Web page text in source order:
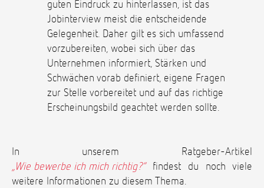
guten Eindruck zu hinterlassen, ist das
Jobinterview meist die entscheidende
Gelegenheit. Daher gilt es sich umfassend
vorzubereiten, wobei sich über das
Unternehmen informiert, Stärken und
Schwächen vorab definiert, eigene Fragen
zur Stelle vorbereitet und auf das richtige
Erscheinungsbild geachtet werden sollte.
In unserem Ratgeber-Artikel
„Wie bewerbe ich mich richtig?“findest du noch viele
weitere Informationen zu diesem Thema.